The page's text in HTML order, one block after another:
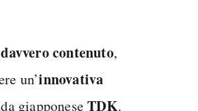
contenuto,
un’innovativa
giapponeseTDK.